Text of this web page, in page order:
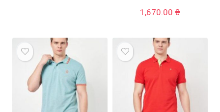
1,670.00 ₴